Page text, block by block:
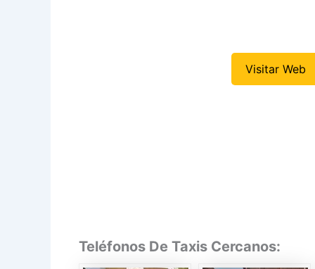
Visitar Web
Teléfonos De Taxis Cercanos: